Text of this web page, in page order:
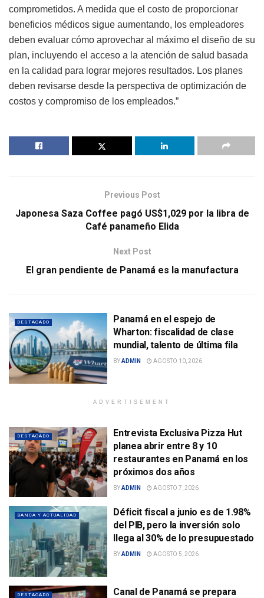
comprometidos. A medida que el costo de proporcionar
beneficios médicos sigue aumentando, los empleadores
deben evaluar cómo aprovechar al máximo el diseño de su
plan, incluyendo el acceso a la atención de salud basada
en la calidad para lograr mejores resultados. Los planes
deben revisarse desde la perspectiva de optimización de
costos y compromiso de los empleados.”
Previous Post
Japonesa Saza Coffee pagó US$1,029 por la libra de
Café panameño Elida
Next Post
El gran pendiente de Panamá es la manufactura
DESTACADO
Panamá en el espejo de
Wharton: fiscalidad de clase
mundial, talento de última fila
BYADMIN AGOSTO 10, 2026
ADVERTISEMENT
DESTACADO
Entrevista Exclusiva Pizza Hut
planea abrir entre 8 y 10
restaurantes en Panamá en los
próximos dos años
BYADMIN AGOSTO 7, 2026
BANCA Y ACTUALIDAD
Déficit fiscal a junio es de 1.98%
del PIB, pero la inversión solo
llega al 30% de lo presupuestado
BYADMIN AGOSTO 5, 2026
DESTACADO
Canal de Panamá se prepara